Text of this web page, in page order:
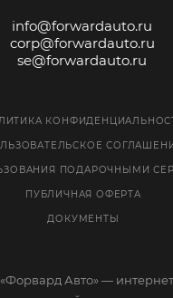
info@forwardauto.ru
corp@forwardauto.ru
se@forwardauto.ru
ПОДАРОЧНЫМИ
ПУБЛИЧНАЯ ОФЕРТА
ДОКУМЕНТЫ
Авто» —